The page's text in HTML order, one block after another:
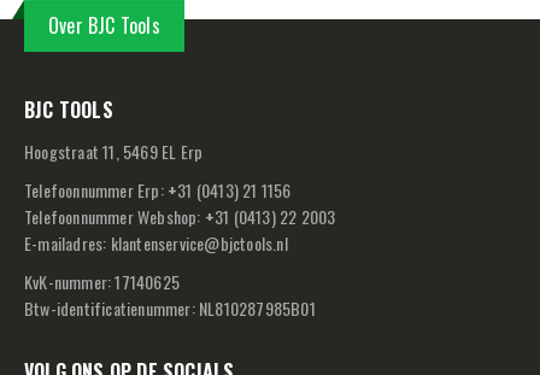
Over BJC Tools
BJC TOOLS
Hoogstraat 11, 5469 EL Erp
Telefoonnummer Erp:+31 (0413) 21 1156
Telefoonnummer Webshop: +31 (0413) 22 2003
E-mailadres: klantenservice@bjctools.nl
KvK-nummer: 17140625
Btw-identificatienummer: NL810287985B01